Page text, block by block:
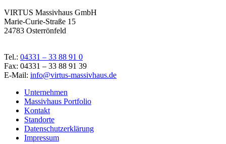
VIRTUS Massivhaus GmbH
Marie-Curie-Straße 15
24783 Osterrönfeld
Tel.: 04331 – 33 88 91 0
Fax: 04331 – 33 88 91 39
E-Mail: info@virtus-massivhaus.de
Unternehmen
Massivhaus Portfolio
Kontakt
Standorte
Datenschutzerklärung
Impressum